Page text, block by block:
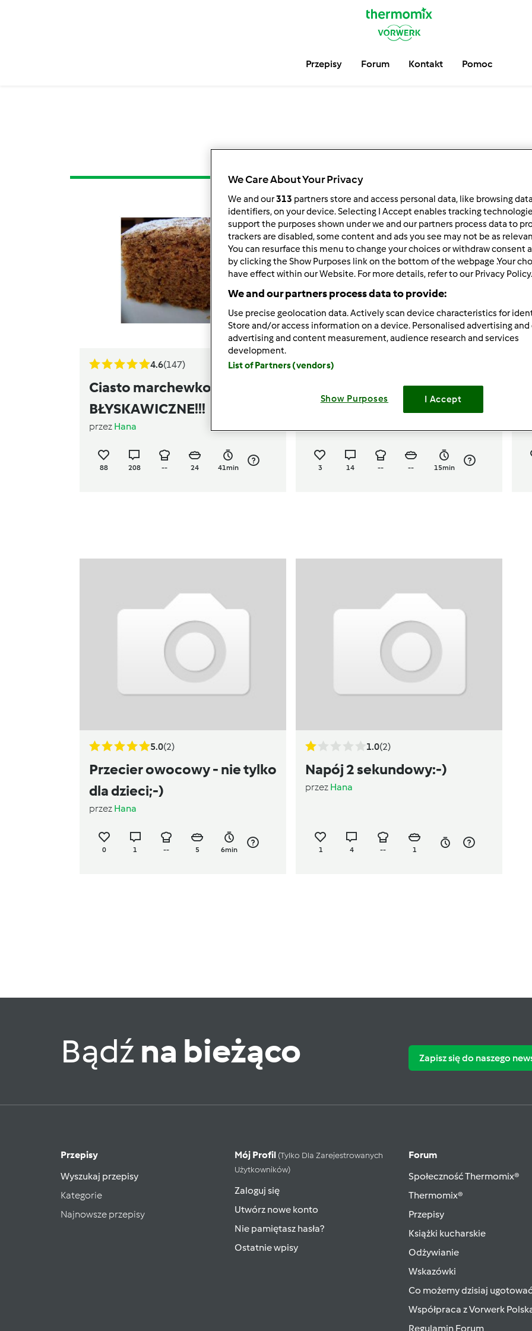
Przepisy Forum Kontakt Pomoc
4.6(147)
Ciasto marchewkowe -
BŁYSKAWICZNE!!!
przez Hana
88 208 -- 24 41min
Placki z jabłkami -
błyskawiczne!
3 14 -- -- 15min
5.0(2)
Przecier owocowy - nie tylko
dla dzieci;-)
przez Hana
0 1 -- 5 6min
1.0(2)
Napój 2 sekundowy:-)
przez Hana
1 4 -- 1
Bądź na bieżąco Zapisz się do naszego
Przepisy
Wyszukaj przepisy
Kategorie
Najnowsze przepisy
Mój Profil (tylko Dla Zarejestrowanych
Użytkowników)
Zaloguj się
Utwórz nowe konto
Nie pamiętasz hasła?
Ostatnie wpisy
Forum
Społeczność Thermomix®
Thermomix®
Przepisy
Książki kucharskie
Odżywianie
Wskazówki
Co możemy dzisiaj
Współpraca z Vorwerk
Regulamin Forum
We Care About Your Privacy
We and our313 partners store and access personal data, like browsing
identifiers, on your device. Selecting I Accept enables tracking
support the purposes shown under we and our partners process data to
trackers are disabled, some content and ads you see may not be as
You can resurface this menu to change your choices or withdraw consent
by clicking the Show Purposes link on the bottom of the webpage .Your
have effect within our Website. For more details, refer to our Privacy Policy.
We and our partners process data to provide:
Use precise geolocation data. Actively scan device characteristics for
Store and/or access information on a device. Personalised advertising
advertising and content measurement, audience research and services
development.
List of Partners (vendors)
Show Purposes I Accept